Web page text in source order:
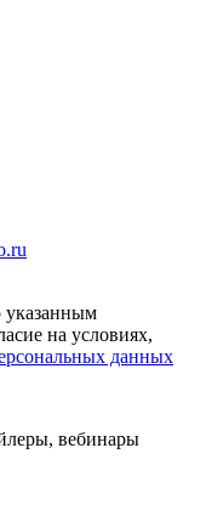
указанным
на условиях,
данных
вебинары